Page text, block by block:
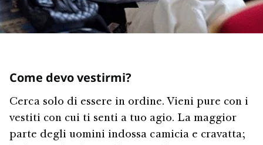
Come devo vestirmi?
Cerca solo di essere in ordine. Vieni pure con i
vestiti con cui ti senti a tuo agio. La maggior
parte degli uomini indossa camicia e cravatta;